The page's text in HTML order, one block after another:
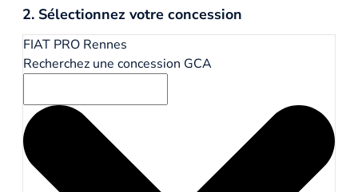
2. Sélectionnez votre concession
FIAT PRO Rennes
Recherchez une concession GCA